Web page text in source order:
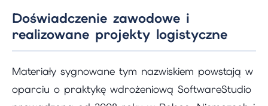
Doświadczenie zawodowe i
realizowane projekty logistyczne
Materiały sygnowane tym nazwiskiem powstają w
oparciu o praktykę wdrożeniową SoftwareStudio